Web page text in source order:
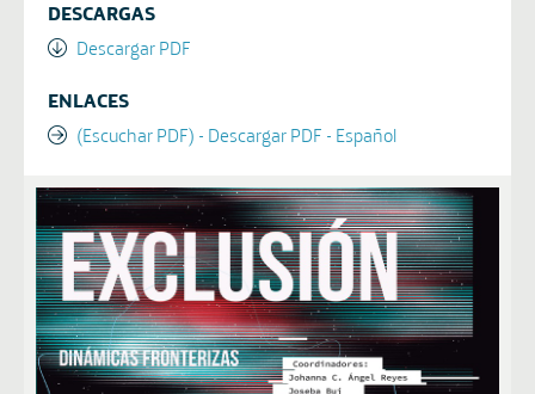
DESCARGAS
Descargar PDF
ENLACES
(Escuchar PDF) - Descargar PDF - Español